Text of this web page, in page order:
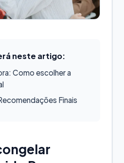
neste artigo:
Como escolher a
Finais